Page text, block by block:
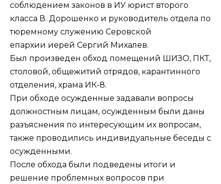
соблюдением законов в ИУ юрист второго
класса В. Дорошенко и руководитель отдела по
тюремному служению Серовской
епархии иерей Сергий Михалев.
Был произведен обход помещений ШИЗО, ПКТ,
столовой, общежитий отрядов, карантинного
отделения, храма ИК-8.
При обходе осужденные задавали вопросы
должностным лицам, осужденным были даны
разъяснения по интересующим их вопросам,
также проводились индивидуальные беседы с
осужденными.
После обхода были подведены итоги и
решение проблемных вопросов при